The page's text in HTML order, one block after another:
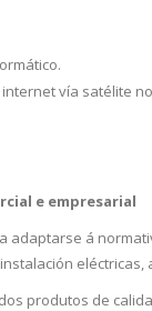
vía satélite
e empresarial
adaptarse á
produtos de